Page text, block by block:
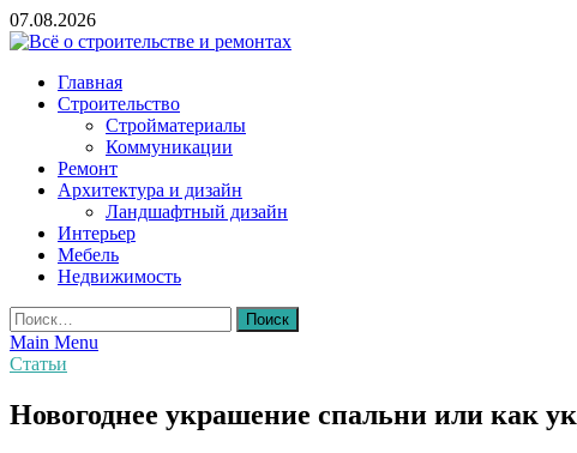
Skip
to
07.08.2026
Всё о строительстве и ремонтах
Главная
Строительство
Стройматериалы
Коммуникации
Ремонт
Архитектура и дизайн
Ландшафтный дизайн
Интерьер
Мебель
Недвижимость
Найти:
Main Menu
Статьи
Новогоднее украшение спальни или как